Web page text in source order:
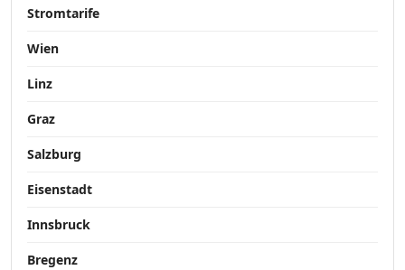
Stromtarife
Wien
Linz
Graz
Salzburg
Eisenstadt
Innsbruck
Bregenz